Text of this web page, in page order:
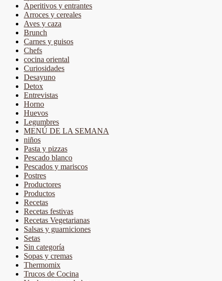
Aperitivos y entrantes
Arroces y cereales
Aves y caza
Brunch
Carnes y guisos
Chefs
cocina oriental
Curiosidades
Desayuno
Detox
Entrevistas
Horno
Huevos
Legumbres
MENÚ DE LA SEMANA
niños
Pasta y pizzas
Pescado blanco
Pescados y mariscos
Postres
Productores
Productos
Recetas
Recetas festivas
Recetas Vegetarianas
Salsas y guarniciones
Setas
Sin categoría
Sopas y cremas
Thermomix
Trucos de Cocina